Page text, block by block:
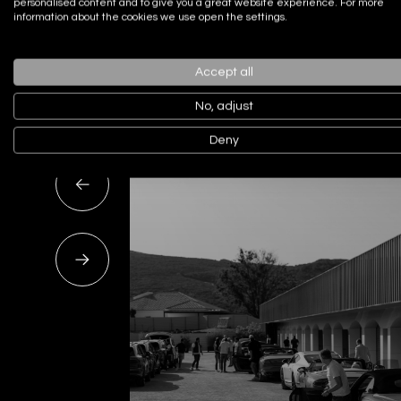
Noticias
personalised content and to give you a great website experience. For more
information about the cookies we use open the settings.
Accept all
No, adjust
Deny